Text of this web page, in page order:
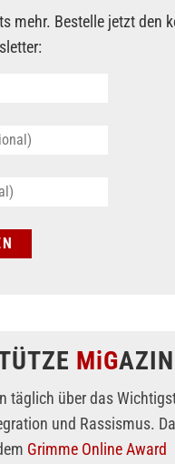
mehr. Bestelle jetzt den
MiG
täglich über das
und Rassismus.
Grimme Online Award